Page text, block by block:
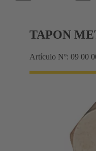
TAPON
Artículo Nº: 09 00